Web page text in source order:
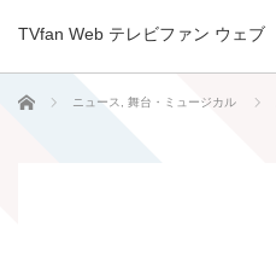
TVfan Web テレビファン ウェブ
ホーム ニュース 舞台・ミュージカル